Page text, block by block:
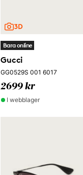
Bara online
Gucci
GG0529S 001 6017
2699 kr
I webblager